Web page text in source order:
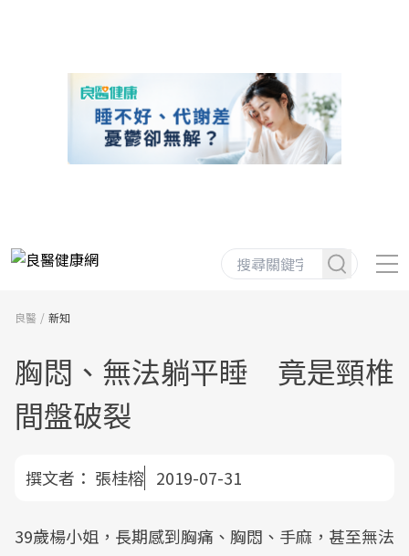
良醫 新知
胸悶、無法躺平睡 竟是頸椎
間盤破裂
撰文者： 張桂榕 2019-07-31
39歲楊小姐，長期感到胸痛、胸悶、手麻，甚至無法